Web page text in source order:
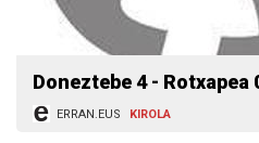
Doneztebe 4 - Rotxapea
ERRAN.EUS KIROLA